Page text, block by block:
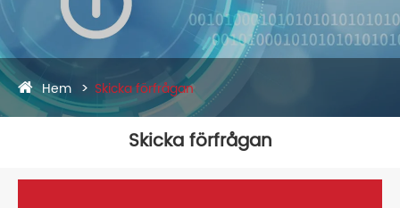
Hem Skicka förfrågan
Skicka förfrågan